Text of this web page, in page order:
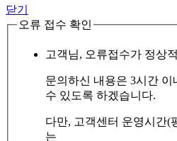
닫기
오류 접수 확인
고객님, 오류접수가 정상
문의하신 내용은 3시간
수 있도록 하겠습니다.
다만, 고객센터 운영시간(
는